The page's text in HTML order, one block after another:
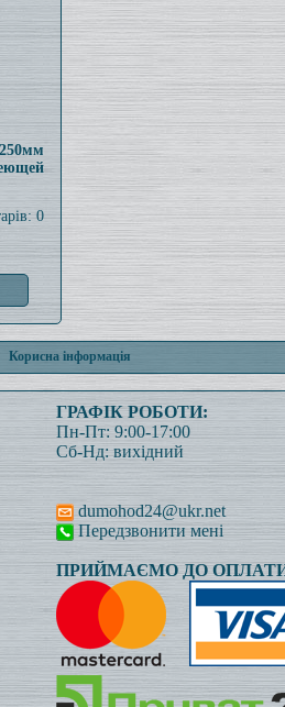
0
Корисна інформація
ГРАФІК РОБОТИ:
Пн-Пт: 9:00-17:00
Сб-Нд: вихідний
dumohod24@ukr.net
Передзвонити мені
ПРИЙМАЄМО ДО